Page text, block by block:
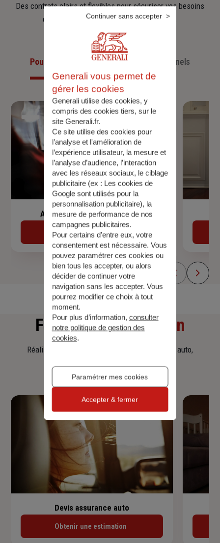
Des contrats clairs et flexibles pour sécuriser vos besoins
d’aujourd’hui et anticiper ceux de demain.
Pour les particuliersPour les professionnels
Assurance de prêt immobilier
Découvrir
Faitesune simulation
Réalisez une simulation tarifaire d'assurance, auto,
Devis assurance auto
Obtenir une estimation
Generali vous permet de
gérer les cookies
Generali utilise des cookies, y
compris des cookies tiers, sur le
site Generali.fr.
Ce site utilise des cookies pour
l’analyse et l'amélioration de
l’expérience utilisateur, la mesure et
l’analyse d’audience, l’interaction
avec les réseaux sociaux, le ciblage
publicitaire (ex : Les cookies de
Google sont utilisés pour la
personnalisation publicitaire), la
mesure de performance de nos
campagnes publicitaires.
Pour certains d’entre eux, votre
consentement est nécessaire. Vous
pouvez paramétrer ces cookies ou
bien tous les accepter, ou alors
décider de continuer votre
navigation sans les accepter. Vous
pourrez modifier ce choix à tout
moment.
Pour plus d’information, consulter
notre politique de gestion des
cookies.
Paramétrer mes cookies
Continuer sans accepter
Accepter & fermer